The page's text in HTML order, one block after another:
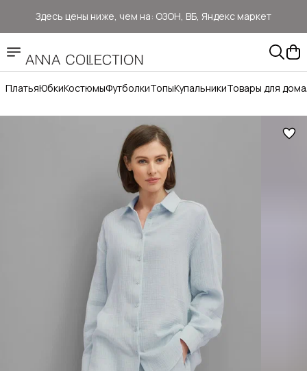
Здесь цены ниже, чем на: ОЗОН, ВБ, Яндекс маркет
Бесплатная доставка ОЗОН Логистика
ПлатьяЮбкиКостюмыФутболкиТопыКупальникиТовары для дома